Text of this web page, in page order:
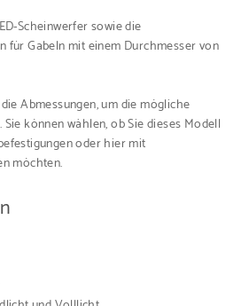
Scheinwerfer sowie die
für Gabeln mit einem Durchmesser von
Abmessungen, um die mögliche
können wählen, ob Sie dieses Modell
oderhier mit
möchten.